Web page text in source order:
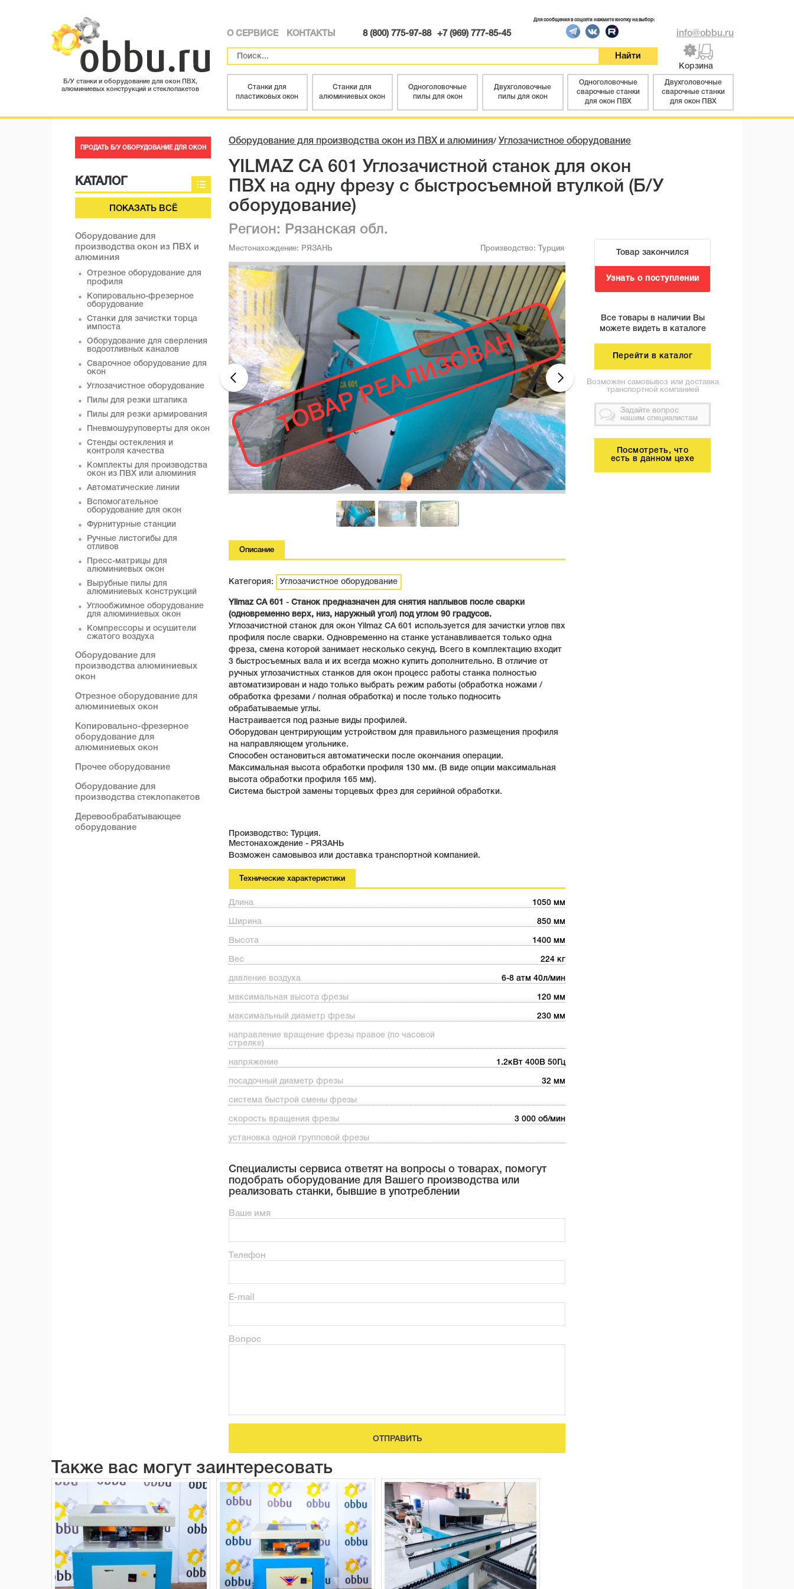
Б/У станки и оборудование для окон ПВХ,
алюминиевых конструкций и стеклопакетов
О СЕРВИСЕ КОНТАКТЫ 8 (800) 775-97-88 +7 (969) 777-85-45
Для сообщения в соцсети нажмите кнопку на выбор:
info@obbu.ru
0
Корзина
Станки для
пластиковых окон
Станки для
алюминиевых окон
Одноголовочные
пилы для окон
Двухголовочные
пилы для окон
Одноголовочные
сварочные станки
для окон ПВХ
Двухголовочные
сварочные станки
для окон ПВХ
ПРОДАТЬ Б/У ОБОРУДОВАНИЕ ДЛЯ ОКОН
КАТАЛОГ
ПОКАЗАТЬ ВСЁ
Оборудование для
производства окон из ПВХ и
алюминия
Отрезное оборудование для
профиля
Копировально-фрезерное
оборудование
Станки для зачистки торца
импоста
Оборудование для сверления
водоотливных каналов
Сварочное оборудование для
окон
Углозачистное оборудование
Пилы для резки штапика
Пилы для резки армирования
Пневмошуруповерты для окон
Стенды остекления и
контроля качества
Комплекты для производства
окон из ПВХ или алюминия
Автоматические линии
Вспомогательное
оборудование для окон
Фурнитурные станции
Ручные листогибы для
отливов
Пресс-матрицы для
алюминиевых окон
Вырубные пилы для
алюминиевых конструкций
Углообжимное оборудование
для алюминиевых окон
Компрессоры и осушители
сжатого воздуха
Оборудование для
производства алюминиевых
окон
Отрезное оборудование для
алюминиевых окон
Копировально-фрезерное
оборудование для
алюминиевых окон
Прочее оборудование
Оборудование для
производства стеклопакетов
Деревообрабатывающее
оборудование
Оборудование для производства окон из ПВХ и алюминия / Углозачистное оборудование
YILMAZ CA 601 Углозачистной станок для окон
ПВХ на одну фрезу с быстросъемной втулкой (Б/У
оборудование)
Регион: Рязанская обл.
Местонахождение: РЯЗАНЬ Производство: Турция
ТОВАР РЕАЛИЗОВАН
Описание
Категория: Углозачистное оборудование
Yilmaz CA 601 - Станок предназначен для снятия наплывов после сварки
(одновременно верх, низ, наружный угол) под углом 90 градусов.
Углозачистной станок для окон Yilmaz CA 601 используется для зачистки углов пвх
профиля после сварки. Одновременно на станке устанавливается только одна
фреза, смена которой занимает несколько секунд. Всего в комплектацию входит
3 быстросъемных вала и их всегда можно купить дополнительно. В отличие от
ручных углозачистных станков для окон процесс работы станка полностью
автоматизирован и надо только выбрать режим работы (обработка ножами /
обработка фрезами / полная обработка) и после только подносить
обрабатываемые углы.
Настраивается под разные виды профилей.
Оборудован центрирующим устройством для правильного размещения профиля
на направляющем угольнике.
Способен остановиться автоматически после окончания операции.
Максимальная высота обработки профиля 130 мм. (В виде опции максимальная
высота обработки профиля 165 мм).
Система быстрой замены торцевых фрез для серийной обработки.
Производство: Турция.
Местонахождение - РЯЗАНЬ
Возможен самовывоз или доставка транспортной компанией.
Технические характеристики
Длина 1050 мм
Ширина 850 мм
Высота 1400 мм
Вес 224 кг
давление воздуха 6-8 атм 40л/мин
максимальная высота фрезы 120 мм
максимальный диаметр фрезы 230 мм
направление вращение фрезы правое (по часовой
стрелке)
напряжение 1.2кВт 400В 50Гц
посадочный диаметр фрезы 32 мм
система быстрой смены фрезы
скорость вращения фрезы 3 000 об/мин
установка одной групповой фрезы
Специалисты сервиса ответят на вопросы о товарах, помогут
подобрать оборудование для Вашего производства или
реализовать станки, бывшие в употреблении
Ваше имя
Телефон
E-mail
Вопрос
ОТПРАВИТЬ
Товар закончился
Узнать о поступлении
Все товары в наличии Вы
можете видеть в каталоге
Перейти в каталог
Возможен самовывоз или доставка
транспортной компанией
Задайте вопрос
нашим специалистам
Посмотреть, что
есть в данном цехе
Также вас могут заинтересовать